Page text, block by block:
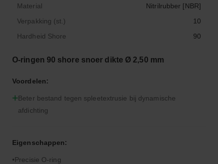
Material
Nitrilrubber [NBR]
Verpakking (st.)
10
Hardheid Shore
90
O-ringen 90 shore snoer dikte Ø 2,50 mm
Voordelen:
Beter bestand tegen spleetextrusie bij dynamische
afdichting
Eigenschappen:
Precisie O-ring